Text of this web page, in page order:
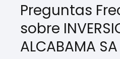
Preguntas
sobre
ALCABAMA SA